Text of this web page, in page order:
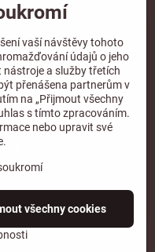
Zásady ochrany soukromí
vaší návštěvy tohoto
údajů o jeho
a služby třetích
přenášena partnerům v
na „Přijmout všechny
s tímto zpracováním.
nebo upravit své
všechny cookies